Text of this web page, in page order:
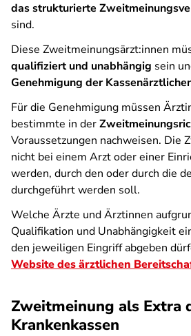
das strukturierte
sind.
Diese Zweitmeinungsärzt:innen
qualifiziert und unabhängig sein
Genehmigung der
Für die Genehmigung müssen
bestimmte in der
Voraussetzungen nachweisen. Die
nicht bei einem Arzt oder einer
werden, durch den oder durch die
durchgeführt werden soll.
Welche Ärzte und Ärztinnen
Qualifikation und Unabhängigkeit
den jeweiligen Eingriff abgeben
Website des ärztlichen
Zweitmeinung als Extra
Krankenkassen